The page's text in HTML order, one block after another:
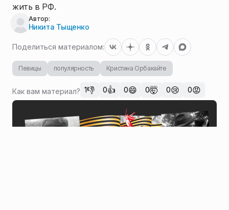
жить в РФ.
Автор:
Никита Тыщенко
Поделиться материалом:
Певицы популярность Кристина Орбакайте
Как вам материал? 1👎 0👍 0😄 0🤯 0😢 0😡